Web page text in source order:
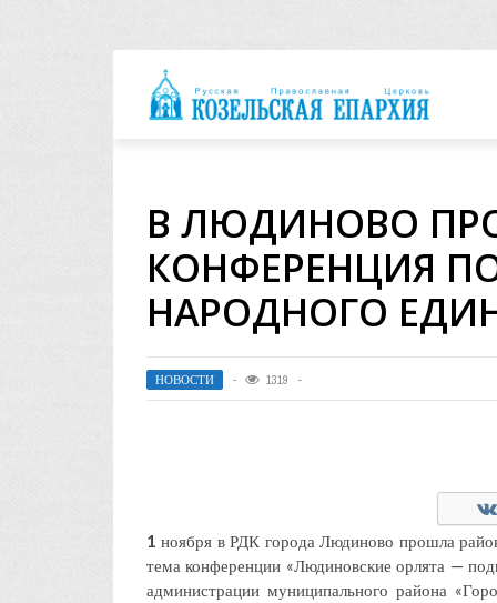
В ЛЮДИНОВО
КОНФЕРЕНЦИЯ
НАРОДНОГО
НОВОСТИ 1319
1 ноября в РДК города Людиново прошла
тема конференции «Людиновские орлята —
администрации муниципального района